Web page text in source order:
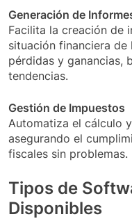
Generación de
Facilita la creación de
situación financiera
pérdidas y ganancias,
tendencias.
Gestión de Impuestos
Automatiza el cálculo
asegurando el
fiscales sin problemas.
Tipos de
Disponibles